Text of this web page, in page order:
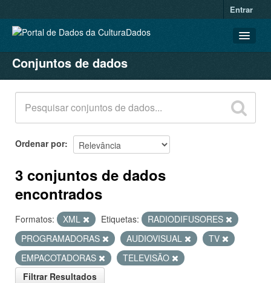
Entrar
CONJUNTOS DE DADOS
ORGANIZAÇÕES
GRUPOS
SOBRE
Conjuntos de dados
Ordenar por
3 conjuntos de dados
encontrados
Formatos: XML Etiquetas:
RADIODIFUSORES
PROGRAMADORAS
AUDIOVISUAL
TV
EMPACOTADORAS
TELEVISÃO
Filtrar Resultados